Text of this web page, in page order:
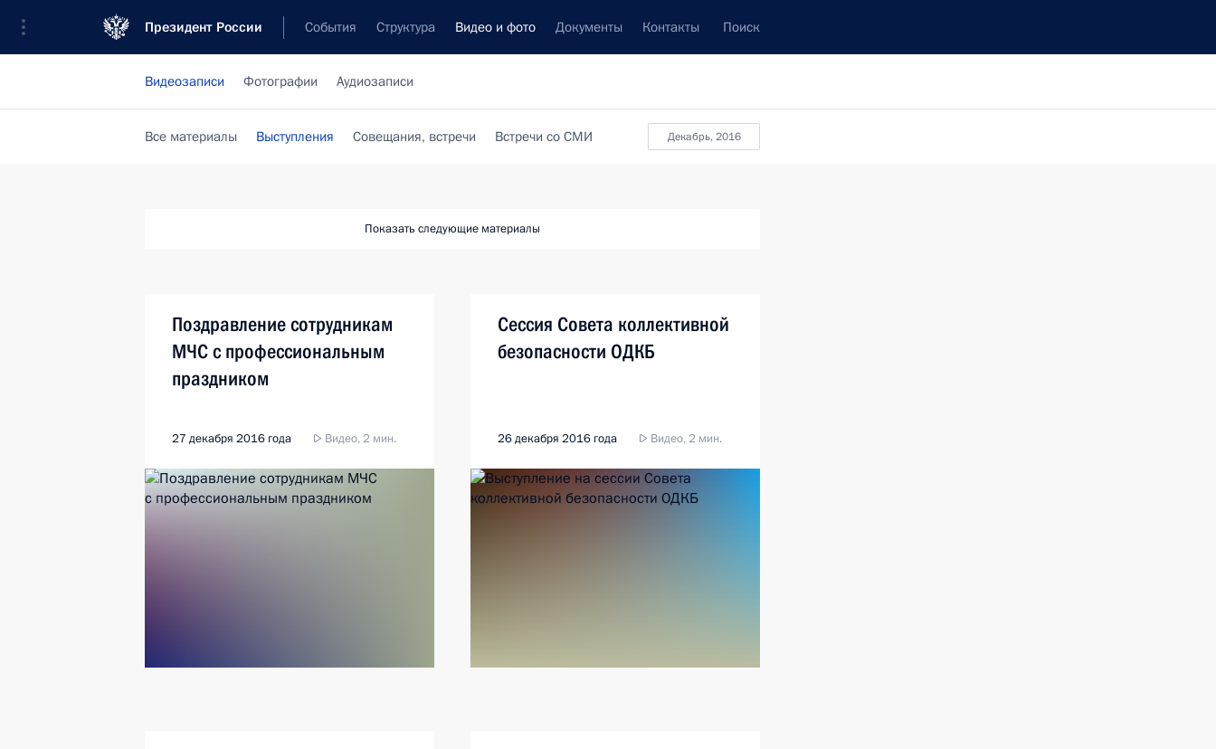
Президент России События Структура Видео и фото Документы Контакты Поиск
Видеозаписи Фотографии Аудиозаписи
декабрь, 2016
Все материалы Выступления Совещания, встречи Встречи со СМИ
Показать следующие материалы
Поздравление сотрудникам
МЧС с профессиональным
праздником
27 декабря 2016 года Видео, 2 мин.
Сессия Совета коллективной
безопасности ОДКБ
26 декабря 2016 года Видео, 2 мин.